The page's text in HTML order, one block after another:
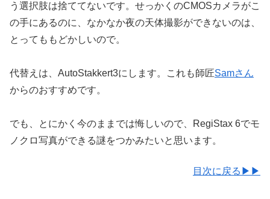
う選択肢は捨ててないです。せっかくのCMOSカメラがこ
の手にあるのに、なかなか夜の天体撮影ができないのは、
とってももどかしいので。
代替えは、AutoStakkert3にします。これも師匠Samさん
からのおすすめです。
でも、とにかく今のままでは悔しいので、RegiStax 6でモ
ノクロ写真ができる謎をつかみたいと思います。
目次に戻る▶▶